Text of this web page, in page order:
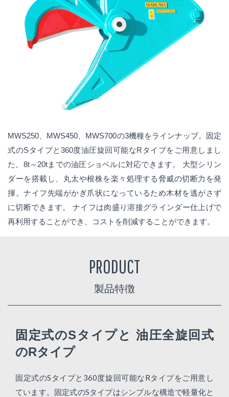
MWS250、MWS450、MWS700の3機種をラインナップ。固定
式のSタイプと360度油圧旋回可能なRタイプをご用意しまし
た。8t～20tまでの油圧ショベルに対応できます。 大型シリン
ダーを搭載し、丸太や根株を楽々処理する脅威の切断力を発
揮。ナイフ先端がかぎ爪状になっているため木材を逃がさず
に切断できます。 ナイフは肉盛り溶接グラインダー仕上げで
再利用することができ、コストを削減することができます。
PRODUCT
製品特徴
固定式のSタイプと 油圧全旋回式
のRタイプ
固定式のSタイプと360度旋回可能なRタイプをご用意し
ています。固定式のSタイプはシンプルな構造で軽量化と